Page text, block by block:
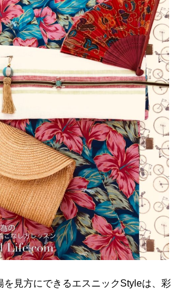
を見方にできるエスニックStyleは、彩